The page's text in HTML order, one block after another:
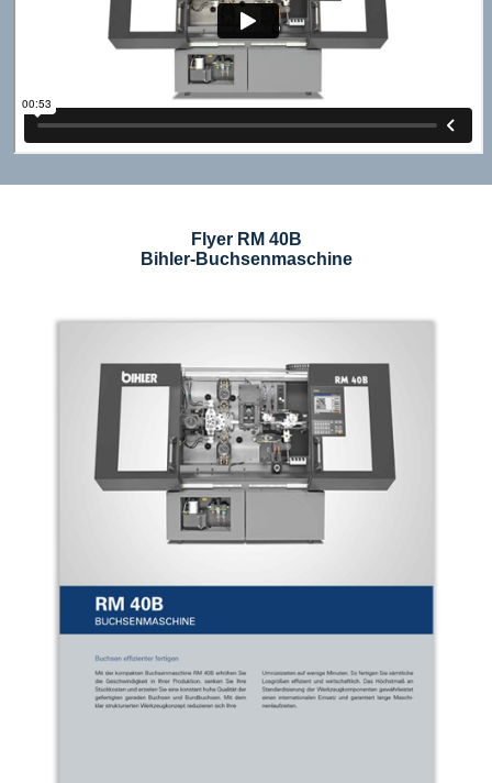
Flyer RM 40B
Bihler-Buchsenmaschine